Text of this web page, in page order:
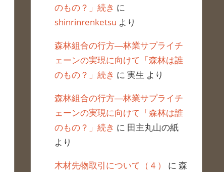
のもの？」続き に
shinrinrenketsu より
森林組合の行方―林業サプライチ
ェーンの実現に向けて「森林は誰
のもの？」続き に 実生 より
森林組合の行方―林業サプライチ
ェーンの実現に向けて「森林は誰
のもの？」続き に 田主丸山の紙
より
木材先物取引について（４）
に 森